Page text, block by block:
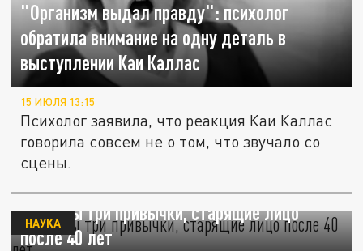
"Организм выдал правду": психолог
обратила внимание на одну деталь в
выступлении Каи Каллас
15 ИЮЛЯ 13:15
Психолог заявила, что реакция Каи Каллас
говорила совсем не о том, что звучало со
сцены.
Названы три привычки, старящие лицо
после 40 лет
НАУКА